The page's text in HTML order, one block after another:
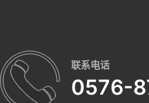
联系电话
0576-